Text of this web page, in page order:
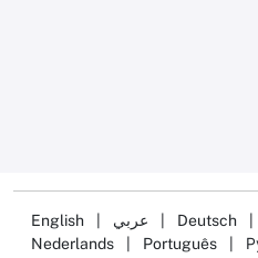
English Deutsch
Nederlands
Português